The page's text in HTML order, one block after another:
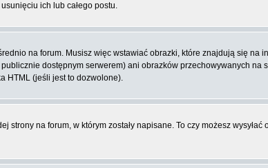
ich lub całego postu.
na forum. Musisz więc wstawiać obrazki, które znajdują się na
dostępnym serwerem) ani obrazków przechowywanych na
HTML (jeśli jest to dozwolone).
na forum, w którym zostały napisane. To czy możesz wysyłać